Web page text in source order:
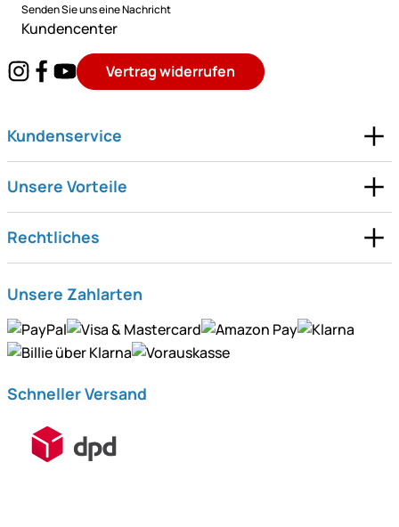
Senden Sie uns eine Nachricht
Kundencenter
Vertrag widerrufen
Kundenservice
Unsere Vorteile
Rechtliches
Unsere Zahlarten
Schneller Versand